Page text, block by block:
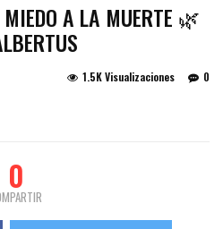
A LA MUERTE 🌿
0
1.5K Visualizaciones
0